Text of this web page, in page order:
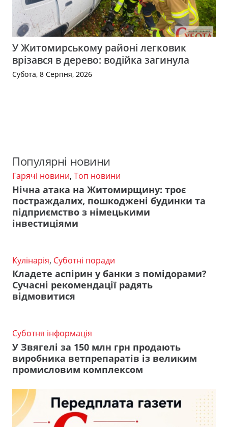
У Житомирському районі легковик
врізався в дерево: водійка загинула
Субота, 8 Серпня, 2026
Популярні новини
Гарячі новини, Топ новини
Нічна атака на Житомирщину: троє
постраждалих, пошкоджені будинки та
підприємство з німецькими
інвестиціями
Кулінарія, Суботні поради
Кладете аспірин у банки з помідорами?
Сучасні рекомендації радять
відмовитися
Суботня інформація
У Звягелі за 150 млн грн продають
виробника ветпрепаратів із великим
промисловим комплексом